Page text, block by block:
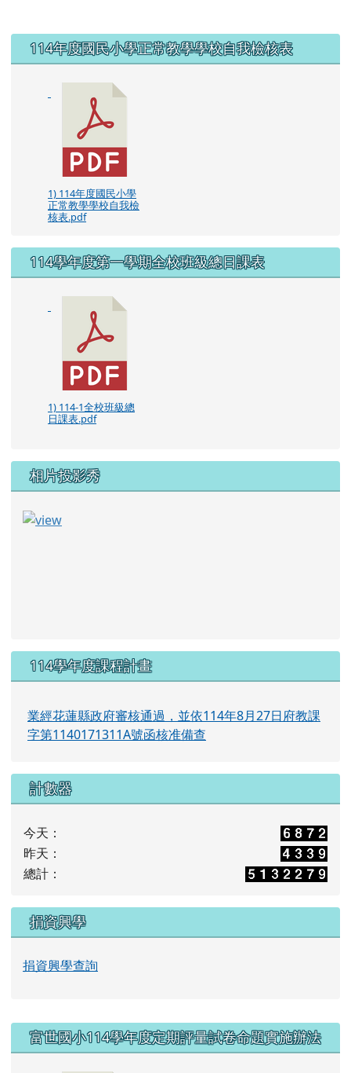
左邊區域內容
114年度國民小學正常教學學校自我檢核表
1) 114年度國民小學
正常教學學校自我檢
核表.pdf
114學年度第一學期全校班級總日課表
1) 114-1全校班級總
日課表.pdf
相片投影秀
114學年度課程計畫
業經花蓮縣政府審核通過，並依114年8月27日府教課
字第1140171311A號函核准備查
計數器
今天：
昨天：
總計：
捐資興學
捐資興學查詢
右邊區域內容
富世國小114學年度定期評量試卷命題實施辦法